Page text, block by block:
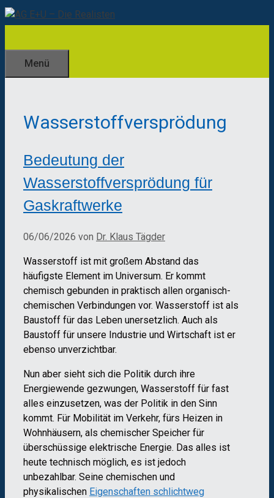
Zum
Inhalt
Menü
Wasserstoffversprödung
Bedeutung der
Wasserstoffversprödung für
Gaskraftwerke
06/06/2026 von Dr. Klaus Tägder
Wasserstoff ist mit großem Abstand das
häufigste Element im Universum. Er kommt
chemisch gebunden in praktisch allen organisch-
chemischen Verbindungen vor. Wasserstoff ist als
Baustoff für das Leben unersetzlich. Auch als
Baustoff für unsere Industrie und Wirtschaft ist er
ebenso unverzichtbar.
Nun aber sieht sich die Politik durch ihre
Energiewende gezwungen, Wasserstoff für fast
alles einzusetzen, was der Politik in den Sinn
kommt. Für Mobilität im Verkehr, fürs Heizen in
Wohnhäusern, als chemischer Speicher für
überschüssige elektrische Energie. Das alles ist
heute technisch möglich, es ist jedoch
unbezahlbar. Seine chemischen und
physikalischen Eigenschaften schlichtweg